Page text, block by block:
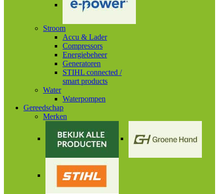
Stroom
Accu & Lader
Compressors
Energiebeheer
Generatoren
STIHL connected /
smart products
Water
Waterpompen
Gereedschap
Merken